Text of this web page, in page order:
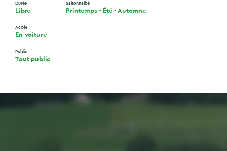
Durée
Libre
Saisonnalité
Printemps- Été-Automne
Accès
En voiture
Public
Tout public